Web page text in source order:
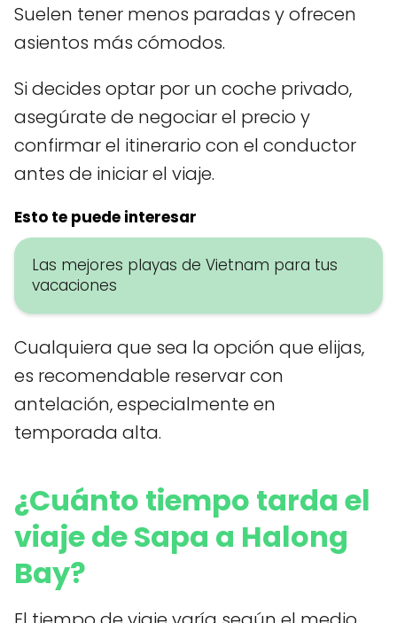
Suelen tener menos paradas y ofrecen
asientos más cómodos.
Si decides optar por un coche privado,
asegúrate de negociar el precio y
confirmar el itinerario con el conductor
antes de iniciar el viaje.
Esto te puede interesar
Las mejores playas de Vietnam para tus
vacaciones
Cualquiera que sea la opción que elijas,
es recomendable reservar con
antelación, especialmente en
temporada alta.
¿Cuánto tiempo tarda el
viaje de Sapa a Halong
Bay?